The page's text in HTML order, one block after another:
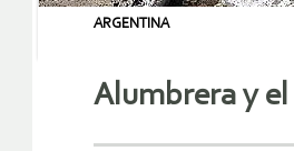
ARGENTINA
Alumbrera y